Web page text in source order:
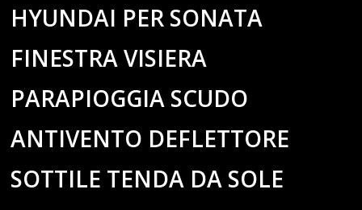
HYUNDAI PER SONATA
FINESTRA VISIERA
PARAPIOGGIA SCUDO
ANTIVENTO DEFLETTORE
SOTTILE TENDA DA SOLE